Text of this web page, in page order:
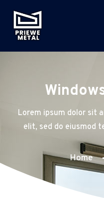
Lorem ipsum dolor sit
elit, sed do eiusmod
Home